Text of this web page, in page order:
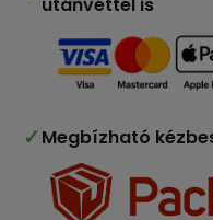
utánvéttel is
✓ Megbízható